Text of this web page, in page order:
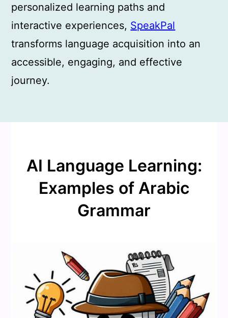
personalized learning paths and
interactive experiences, SpeakPal
transforms language acquisition into an
accessible, engaging, and effective
journey.
AI Language Learning:
Examples of Arabic
Grammar